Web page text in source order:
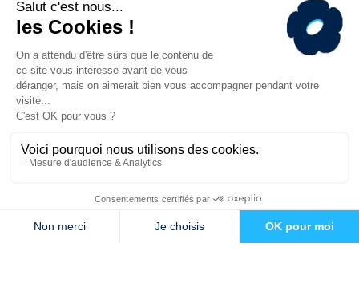
TÉLÉCHARGEZ L'APP
© MHR - Site officiel - Tous droits réservés